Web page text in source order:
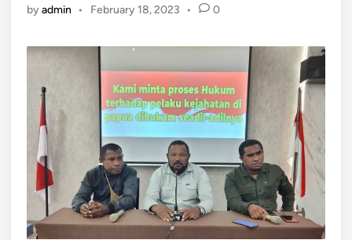
byadmin • February 18, 2023 • 0